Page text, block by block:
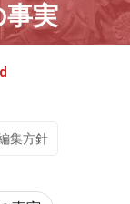
実
集方針